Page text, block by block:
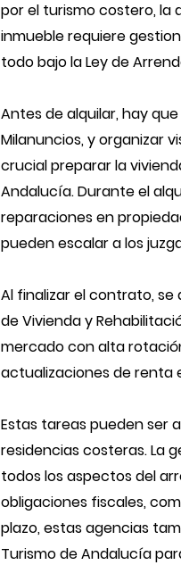
por el turismo costero, la
inmueble requiere
todo bajo la Ley de
Antes de alquilar, hay
Milanuncios, y organizar
crucial preparar la
Andalucía. Durante el
reparaciones en
pueden escalar a los
Al finalizar el contrato, se
de Vivienda y
mercado con alta
actualizaciones de renta
Estas tareas pueden ser
residencias costeras. La
todos los aspectos del
obligaciones fiscales,
plazo, estas agencias
Turismo de Andalucía